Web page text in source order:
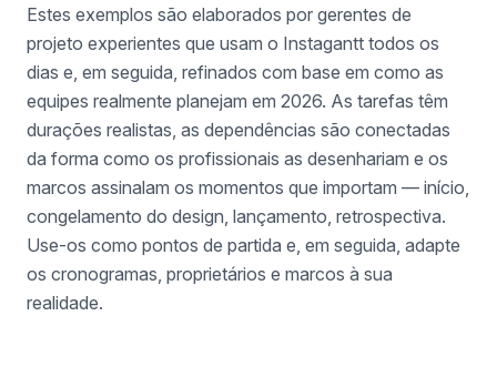
Estes exemplos são elaborados por gerentes de
projeto experientes que usam o Instagantt todos os
dias e, em seguida, refinados com base em como as
equipes realmente planejam em 2026. As tarefas têm
durações realistas, as dependências são conectadas
da forma como os profissionais as desenhariam e os
marcos assinalam os momentos que importam — início,
congelamento do design, lançamento, retrospectiva.
Use-os como pontos de partida e, em seguida, adapte
os cronogramas, proprietários e marcos à sua
realidade.